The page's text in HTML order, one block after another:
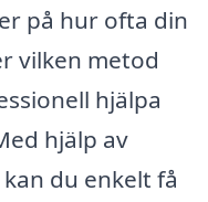
på hur ofta din
vilken metod
hjälpa
hjälp av
kan du enkelt få